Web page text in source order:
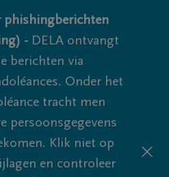
phishingberichten
- DELA ontvangt
berichten via
Onder het
tracht men
persoonsgegevens
Klik niet op
en controleer